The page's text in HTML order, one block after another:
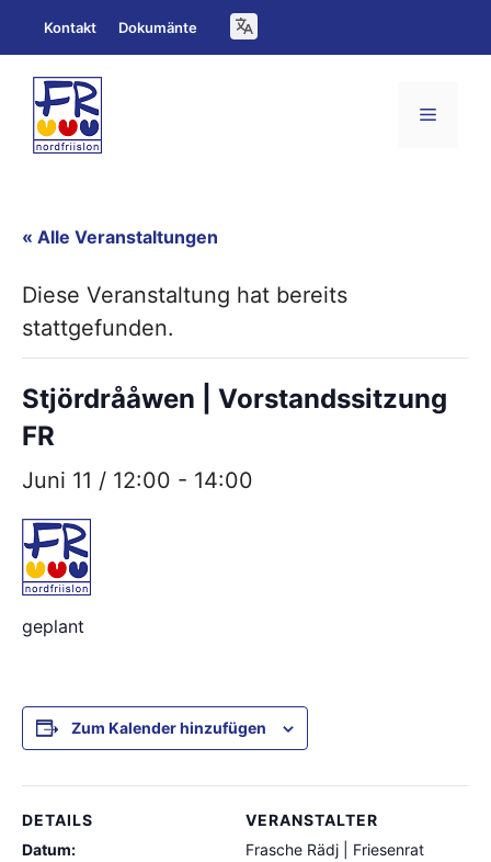
Inhalt
springen
Kontakt Dokumänte
Menü
« Alle Veranstaltungen
Diese Veranstaltung hat bereits
stattgefunden.
Stjördrååwen | Vorstandssitzung
FR
Juni 11 / 12:00 - 14:00
geplant
Zum Kalender hinzufügen
DETAILS
Datum:
VERANSTALTER
Frasche Rädj | Friesenrat